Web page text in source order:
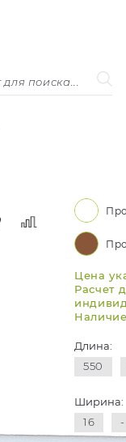
Цена
Расчет
Длина:
550
Ширина:
16
-